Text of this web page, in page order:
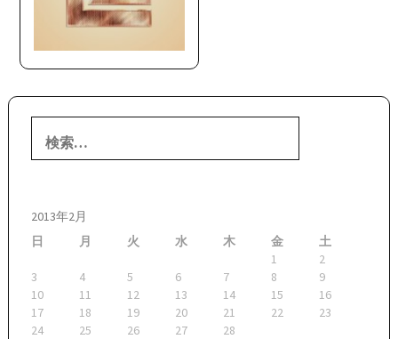
索:
2013年2月
日
月 火 水 木 金
土
1
2
3
4 5 6 7 8
9
10
11 12 13 14 15
16
17
18 19 20 21 22
23
24
25 26 27 28